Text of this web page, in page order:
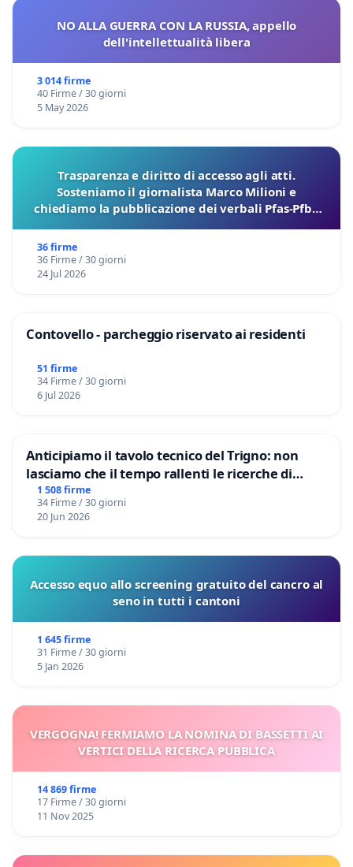
NO ALLA GUERRA CON LA RUSSIA, appello
dell'intellettualità libera
3 014 firme
40 Firme / 30 giorni
5 May 2026
Trasparenza e diritto di accesso agli atti.
Sosteniamo il giornalista Marco Milioni e
chiediamo la pubblicazione dei verbali Pfas-Pfba
36 firme
36 Firme / 30 giorni
24 Jul 2026
Contovello - parcheggio riservato ai residenti
51 firme
34 Firme / 30 giorni
6 Jul 2026
Anticipiamo il tavolo tecnico del Trigno: non
lasciamo che il tempo rallenti le ricerche di
Domenico Racanati
1 508 firme
34 Firme / 30 giorni
20 Jun 2026
Accesso equo allo screening gratuito del cancro al
seno in tutti i cantoni
1 645 firme
31 Firme / 30 giorni
5 Jan 2026
VERGOGNA! FERMIAMO LA NOMINA DI BASSETTI AI
VERTICI DELLA RICERCA PUBBLICA
14 869 firme
17 Firme / 30 giorni
11 Nov 2025